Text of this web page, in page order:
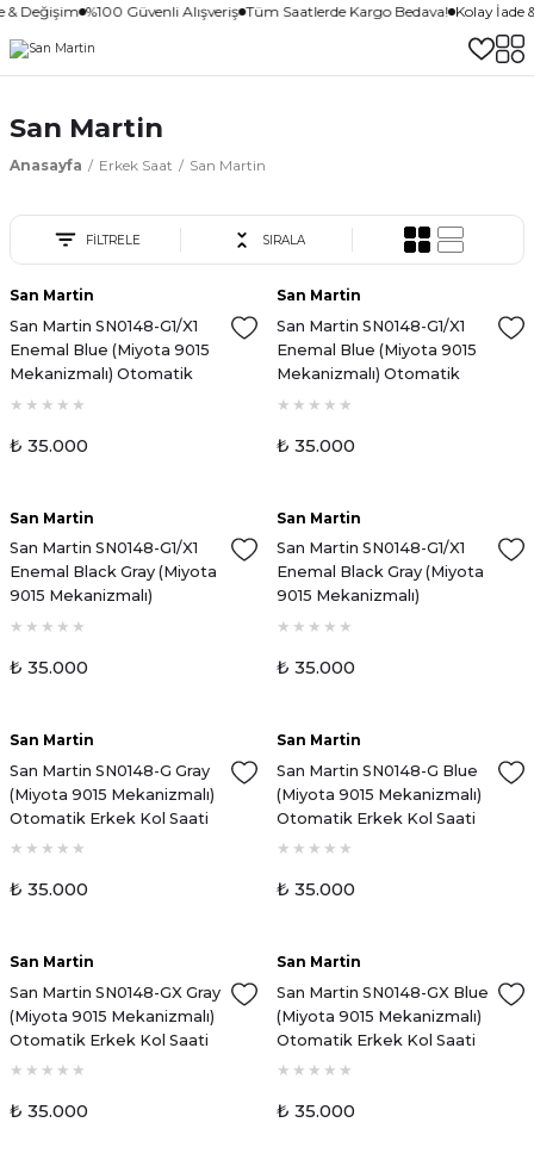
& Değişim %100 Güvenli Alışveriş Tüm Saatlerde Kargo Bedava! Kolay İade
San Martin
Anasayfa Erkek Saat San Martin
FİLTRELE SIRALA
San Martin
San Martin SN0148-G1/X1
Enemal Blue (Miyota 9015
Mekanizmalı) Otomatik
Erkek Kol Saati
₺ 35.000
San Martin
San Martin SN0148-G1/X1
Enemal Blue (Miyota 9015
Mekanizmalı) Otomatik
Erkek Kol Saati
₺ 35.000
San Martin
San Martin SN0148-G1/X1
Enemal Black Gray (Miyota
9015 Mekanizmalı)
Otomatik Erkek Kol Saati
₺ 35.000
San Martin
San Martin SN0148-G1/X1
Enemal Black Gray (Miyota
9015 Mekanizmalı)
Otomatik Erkek Kol Saati
₺ 35.000
San Martin
San Martin SN0148-G Gray
(Miyota 9015 Mekanizmalı)
Otomatik Erkek Kol Saati
₺ 35.000
San Martin
San Martin SN0148-G Blue
(Miyota 9015 Mekanizmalı)
Otomatik Erkek Kol Saati
₺ 35.000
Yeni
San Martin
San Martin SN0148-GX Gray
(Miyota 9015 Mekanizmalı)
Otomatik Erkek Kol Saati
₺ 35.000
Yeni
San Martin
San Martin SN0148-GX Blue
(Miyota 9015 Mekanizmalı)
Otomatik Erkek Kol Saati
₺ 35.000